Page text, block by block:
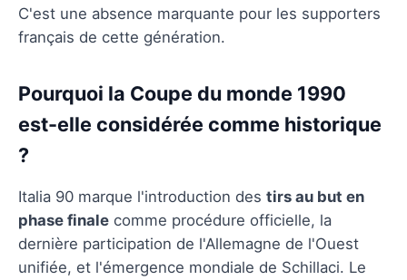
C'est une absence marquante pour les supporters
français de cette génération.
Pourquoi la Coupe du monde 1990
est-elle considérée comme historique
?
Italia 90 marque l'introduction des tirs au but en
phase finale comme procédure officielle, la
dernière participation de l'Allemagne de l'Ouest
unifiée, et l'émergence mondiale de Schillaci. Le